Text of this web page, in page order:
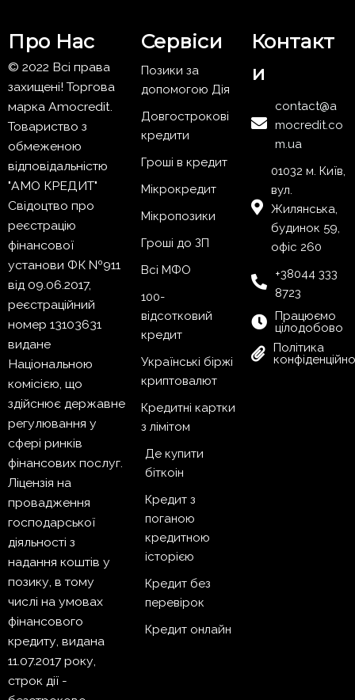
Про Нас
© 2022 Всі права
захищені! Торгова
марка Amocredit.
Товариство з
обмеженою
відповідальністю
"АМО КРЕДИТ"
Свідоцтво про
реєстрацію
фінансової
установи ФК №911
від 09.06.2017,
реєстраційний
номер 13103631
видане
Національною
комісією, що
здійснює державне
регулювання у
сфері ринків
фінансових послуг.
Ліцензія на
провадження
господарської
діяльності з
надання коштів у
позику, в тому
числі на умовах
фінансового
кредиту, видана
11.07.2017 року,
строк дії -
Сервіси
Позики за
допомогою Дія
Довгострокові
кредити
Гроші в кредит
Мікрокредит
Мікропозики
Гроші до ЗП
Всі МФО
100-
відсотковий
кредит
Українські біржі
криптовалют
Кредитні картки
з лімітом
Де купити
біткоін
Кредит з
поганою
кредитною
історією
Кредит без
перевірок
Кредит онлайн
Контакт
и
contact@a
mocredit.co
m.ua
01032 м. Київ,
вул.
Жилянська,
будинок 59,
офіс 260
+38044 333
8723
Працюємо
цілодобово
Політика